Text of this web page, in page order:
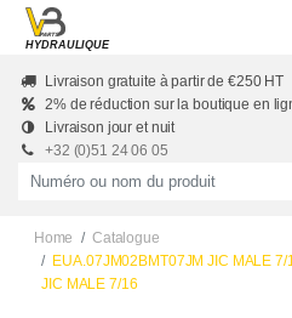
Skip to main content
HYDRAULIQUE
Livraison gratuite à partir de €250 HT
2% de réduction sur la boutique en
Livraison jour et nuit
+32 (0)51 24 06 05
Productnummer of naam
Home
Catalogue
EUA.07JM02BMT07JM JIC MALE
JIC MALE 7/16